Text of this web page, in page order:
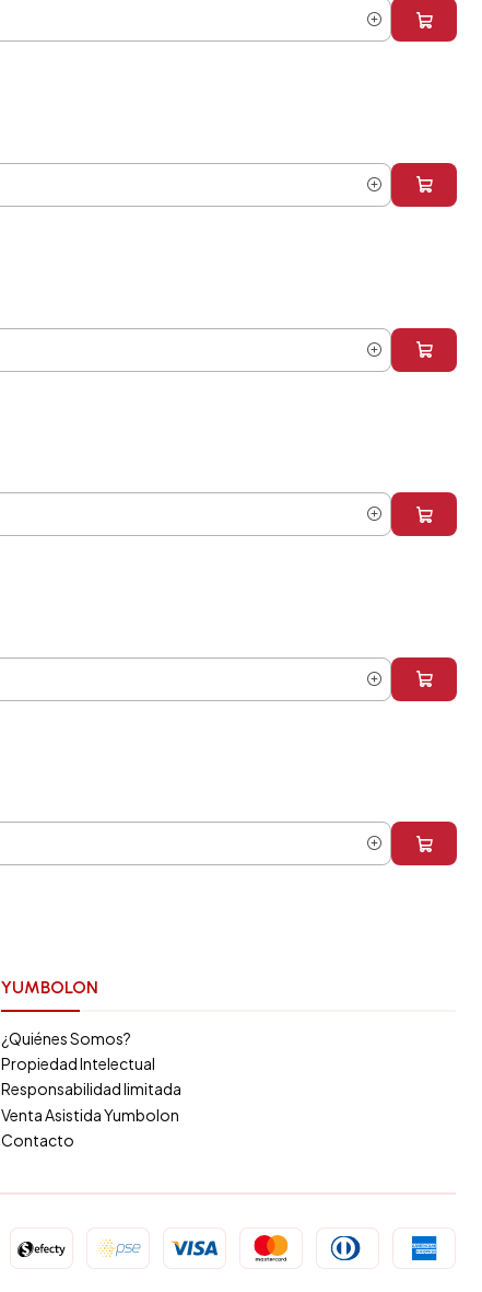
YUMBOLON
¿Quiénes Somos?
Propiedad Intelectual
Responsabilidad limitada
Venta Asistida Yumbolon
Contacto